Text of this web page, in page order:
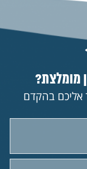
מומלצת?
אליכם בהקדם